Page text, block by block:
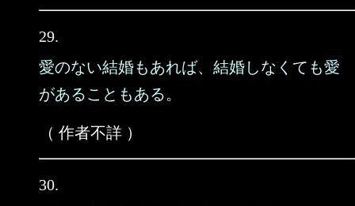
29.
愛のない結婚もあれば、結婚しなくても愛
があることもある。
（ 作者不詳 ）
30.